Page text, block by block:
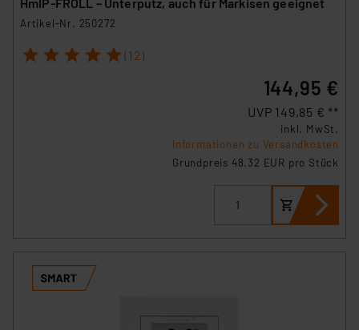
Artikel-Nr. 250272
1 2 3 4 5 (12)
144,95 €
UVP 149,85 € **
inkl. MwSt.
Informationen zu Versandkosten
Grundpreis 48.32 EUR pro Stück